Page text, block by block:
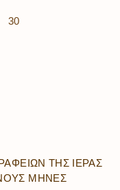
30
ΤΗΣ ΙΕΡΑΣ
ΜΗΝΕΣ